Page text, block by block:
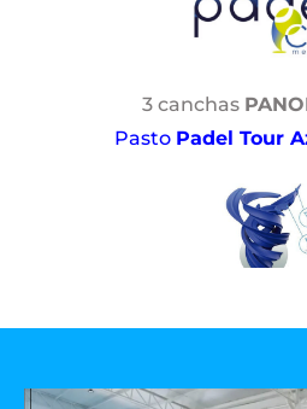
3 canchas
Pasto Padel Tour